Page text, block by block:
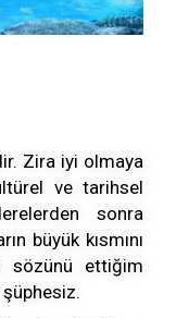
Zira iyi olmaya
ve tarihsel
sonra
büyük kısmını
sözünü ettiğim
şüphesiz.